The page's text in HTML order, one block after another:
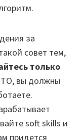
за
совет тем,
только
вы должны
soft skills и
придется